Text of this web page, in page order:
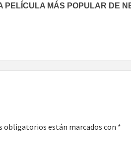
PELÍCULA MÁS POPULAR DE
obligatorios están marcados con *